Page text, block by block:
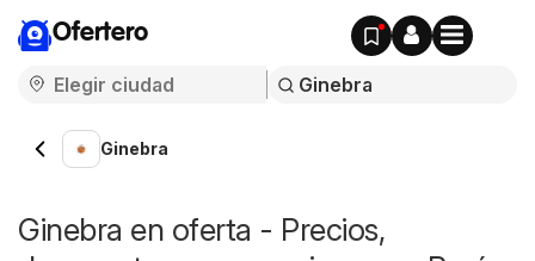
Ofertero
Ginebra
Ginebra en oferta - Precios,